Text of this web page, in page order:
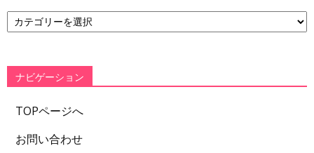
カ
テ
ー
ナビゲーション
TOPページへ
お問い合わせ